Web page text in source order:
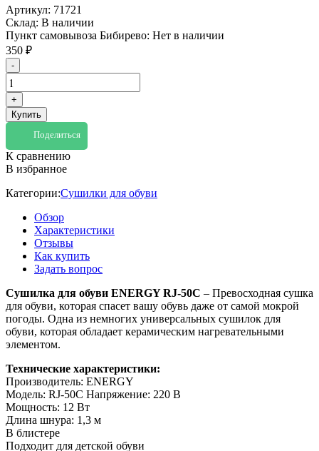
Артикул: 71721
Склад: В наличии
Пункт самовывоза Бибирево: Нет в наличии
350 ₽
-
+
Купить
Поделиться
К сравнению
В избранное
Категории:Сушилки для обуви
Обзор
Характеристики
Отзывы
Как купить
Задать вопрос
Сушилка для обуви ENERGY RJ-50C – Превосходная сушка
для обуви, которая спасет вашу обувь даже от самой мокрой
погоды. Одна из немногих универсальных сушилок для
обуви, которая обладает керамическим нагревательными
элементом.
Технические характеристики:
Производитель: ENERGY
Модель: RJ-50C Напряжение: 220 В
Мощность: 12 Вт
Длина шнура: 1,3 м
В блистере
Подходит для детской обуви